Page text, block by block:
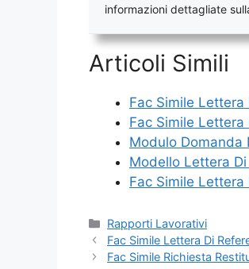
informazioni dettagliate
Articoli Simili
Fac Simile
Fac Simile Lettera
Modulo Domanda
Modello Lettera
Fac Simile
Categorie
Rapporti Lavorativi
Fac Simile Lettera Di
Fac Simile Richiesta